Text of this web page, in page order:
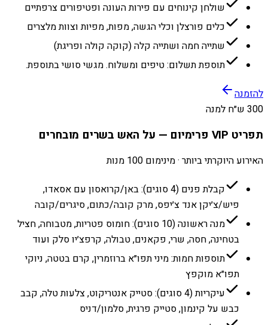
שולחן קינוחים עם פירות העונה ופטיפורים צרפתיים
כלים פורצלן וכלי הגשה, מפות, מפיות וצוות מלצרים
שתייה חמה ושתייה קלה (קוקה קולה ופריגת)
תוספת תשלום: טיפים ומשלוח. מגשי סושי בתוספת.
להזמנה
300 ש״ח למנה
תפריט VIP פרימיום — על האש בשרים מובחרים
האירוע היוקרתי ביותר · מינימום 100 מנות
קבלת פנים (4 סוגים): באן/קרואסון עם אסאדו,
פיש/צ׳יקן אנד צ׳יפס, מרק קובה/כתום, סיגרים/קובה
מנה ראשונה (10 סוגים): חומוס פטריות, מטבוחה, חציל
בטחינה, חסה, שרי, פקאנים, טבולה, קרפצ׳יו סלק ועוד
תוספות חמות: מיני תפו״א ברוזמרין, קרם בטטה, ניוקי
תפו״א מוקפץ
עיקריות (4 סוגים): סטייק אנטריקוט, צלעות טלה, קבב
כבש על קינמון, סטייק פרגית, סלמון/דניס